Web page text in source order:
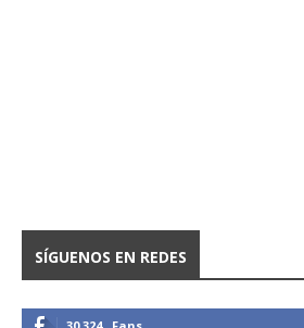
SÍGUENOS EN REDES